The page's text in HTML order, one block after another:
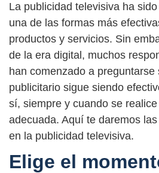
La publicidad televisiva ha
una de las formas más
productos y servicios. Sin
de la era digital, muchos
han comenzado a preguntarse
publicitario sigue siendo
sí, siempre y cuando se
adecuada. Aquí te daremos
en la publicidad televisiva.
Elige el